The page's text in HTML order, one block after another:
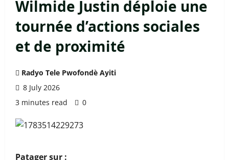
Wilmide Justin déploie une
tournée d’actions sociales
et de proximité
Radyo Tele Pwofondè Ayiti
8 July 2026
3 minutes read
0
Patager sur :